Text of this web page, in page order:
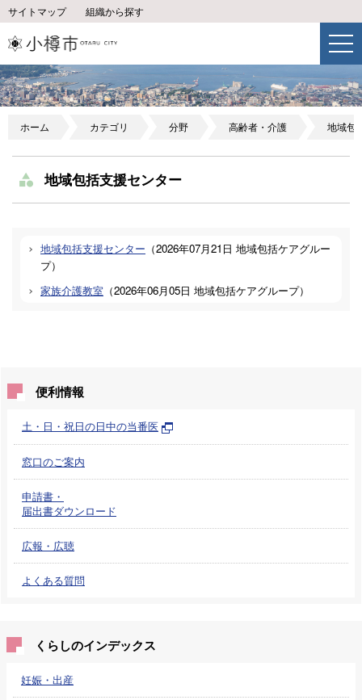
サイトマップ 組織から探す
ホーム カテゴリ 分野 高齢者・介護 地域包
地域包括支援センター
地域包括支援センター （2026年07月21日 地域包括ケアグルー
プ）
家族介護教室 （2026年06月05日 地域包括ケアグループ）
便利情報
土・日・祝日の日中の当番医
窓口のご案内
申請書・
届出書ダウンロード
広報・広聴
よくある質問
くらしのインデックス
妊娠・出産